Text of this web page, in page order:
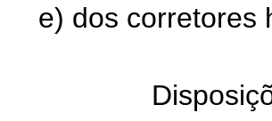
e) dos corretores